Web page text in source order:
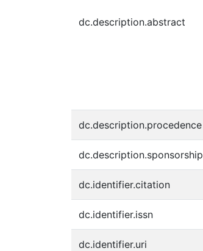
dc.description.abstract
dc.description.procedence
dc.description.sponsorship
dc.identifier.citation
dc.identifier.issn
dc.identifier.uri